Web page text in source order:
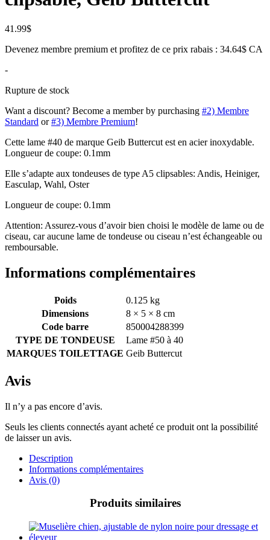
41.99$
Devenez membre premium et profitez de ce prix rabais : 34.64$ CA
-
Rupture de stock
Want a discount? Become a member by purchasing #2) Membre
Standard or#3) Membre Premium!
Cette lame #40 de marque Geib Buttercut est en acier inoxydable.
Longueur de coupe: 0.1mm
Elle s’adapte aux tondeuses de type A5 clipsables: Andis, Heiniger,
Easculap, Wahl, Oster
Longueur de coupe: 0.1mm
Attention: Assurez-vous d’avoir bien choisi le modèle de lame ou de
ciseau, car aucune lame de tondeuse ou ciseau n’est échangeable ou
remboursable.
Informations complémentaires
Poids
0.125 kg
Dimensions
8 × 5 × 8 cm
Code barre
850004288399
TYPE DE TONDEUSE
Lame #50 à 40
MARQUES TOILETTAGE Geib Buttercut
Avis
Il n’y a pas encore d’avis.
Seuls les clients connectés ayant acheté ce produit ont la possibilité
de laisser un avis.
Description
Informations complémentaires
Avis (0)
Produits similaires